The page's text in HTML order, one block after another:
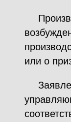
или о